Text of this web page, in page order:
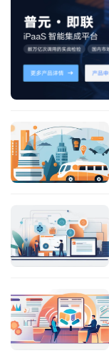
产
品
解
方
生
态
作
服
与
支
持